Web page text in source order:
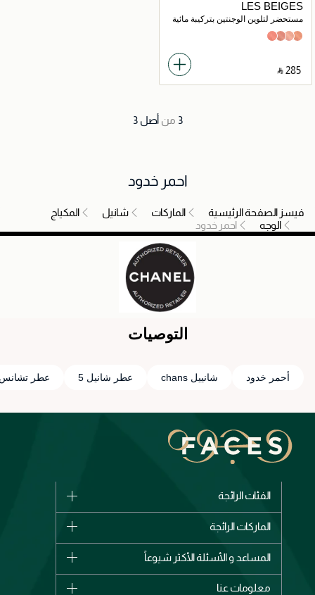
LES BEIGES
مستحضر لتلوين الوجنتين بتركيبة مائية
Light Peach
Light Pink
Warm Pink
Intense Coral
‎ ⃁ ⁦285⁩ ‎
3 من أصل 3
احمر خدود
فيسز الصفحة الرئيسية الماركات شانيل
المكياج
الوجه
احمر خدود
التوصيات
أحمر خدود شانييل chans عطر شانيل 5 عطر
الفئات الرائجة
الأكثر مبيعاً
اشترِ بطاقة هدية
الماركات الرائجة
بربري
المساعد و الأسئلة الأكثر شيوعاً
معلومات عنا